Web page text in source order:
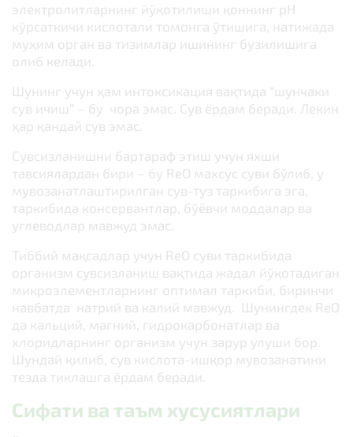
электролитларнинг йўқотилиши қоннинг рН
кўрсаткичи кислотали томонга ўтишига, натижада
муҳим орган ва тизимлар ишининг бузилишига
олиб келади.
Шунинг учун ҳам интоксикация вақтида “шунчаки
сув ичиш” – бу чора эмас. Сув ёрдам беради. Лекин
ҳар қандай сув эмас.
Сувсизланишни бартараф этиш учун яхши
тавсиялардан бири – бу ReO махсус суви бўлиб, у
мувозанатлаштирилган сув-туз таркибига эга,
таркибида консервантлар, бўёвчи моддалар ва
углеводлар мавжуд эмас.
Тиббий мақсадлар учун ReO суви таркибида
организм сувсизланиш вақтида жадал йўқотадиган
микроэлементларнинг оптимал таркиби, биринчи
навбатда натрий ва калий мавжуд. Шунингдек ReO
да кальций, магний, гидрокарбонатлар ва
хлоридларнинг организм учун зарур улуши бор.
Шундай қилиб, сув кислота-ишқор мувозанатини
тезда тиклашга ёрдам беради.
Сифати ва таъм хусусиятлари